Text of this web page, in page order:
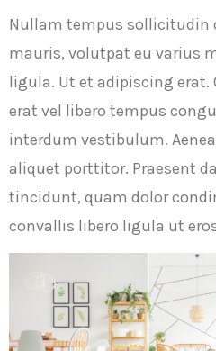
Nullam tempus sollicitudin
mauris, volutpat eu varius
ligula. Ut et adipiscing
erat vel libero tempus
interdum vestibulum.
aliquet porttitor. Praesent
tincidunt, quam dolor
convallis libero ligula ut